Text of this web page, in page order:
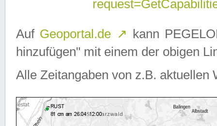
Auf Geoportal.de ↗ kann
hinzufügen" mit einem der obigen
Alle Zeitangaben von z.B. aktuellen